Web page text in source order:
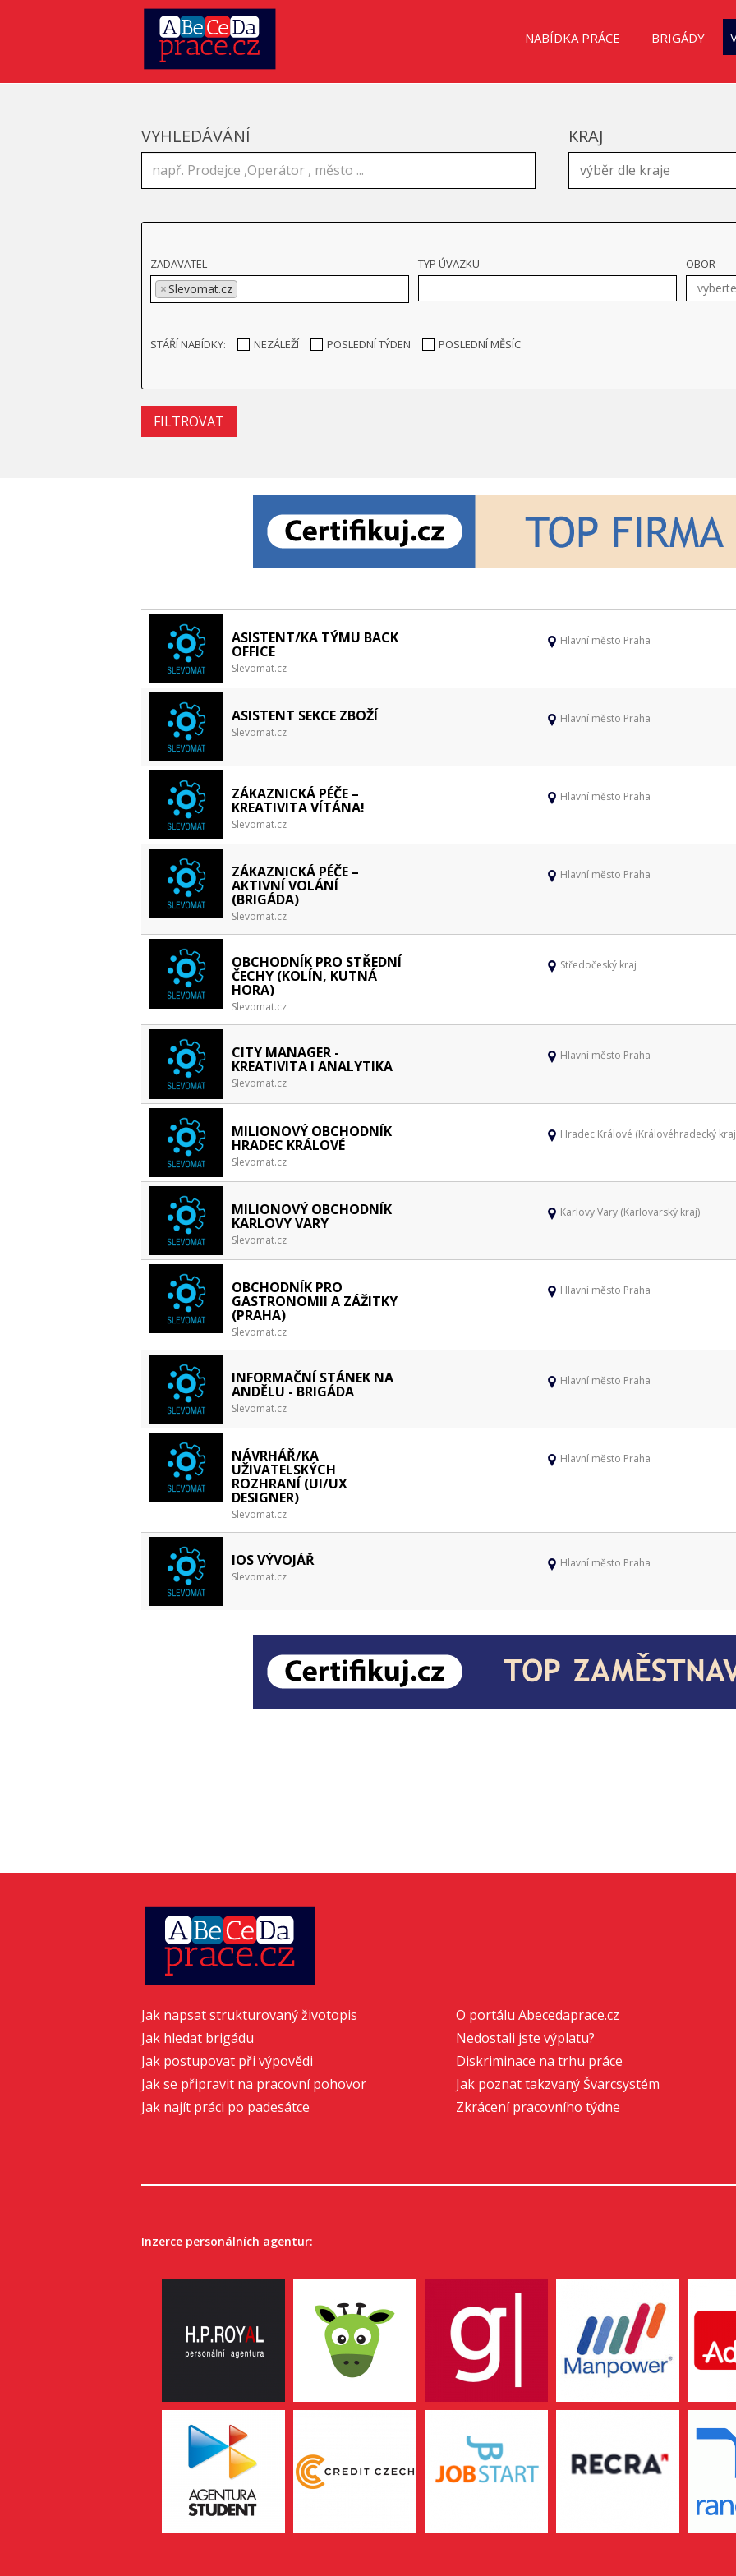
NABÍDKA PRÁCE BRIGÁDY
VYHLEDÁVÁNÍ KRAJ
ZADAVATEL
×Slevomat.cz
TYP ÚVAZKU OBOR
STÁŘÍ NABÍDKY: NEZÁLEŽÍ POSLEDNÍ TÝDEN POSLEDNÍ MĚSÍC
ASISTENT/KA TÝMU BACK
OFFICE
Slevomat.cz
Hlavní město Praha
ASISTENT SEKCE ZBOŽÍ
Slevomat.cz
Hlavní město Praha
ZÁKAZNICKÁ PÉČE –
KREATIVITA VÍTÁNA!
Slevomat.cz
Hlavní město Praha
ZÁKAZNICKÁ PÉČE –
AKTIVNÍ VOLÁNÍ
(BRIGÁDA)
Slevomat.cz
Hlavní město Praha
OBCHODNÍK PRO STŘEDNÍ
ČECHY (KOLÍN, KUTNÁ
HORA)
Slevomat.cz
Středočeský kraj
CITY MANAGER -
KREATIVITA I ANALYTIKA
Slevomat.cz
Hlavní město Praha
MILIONOVÝ OBCHODNÍK
HRADEC KRÁLOVÉ
Slevomat.cz
Hradec Králové (Královéhradecký
MILIONOVÝ OBCHODNÍK
KARLOVY VARY
Slevomat.cz
Karlovy Vary (Karlovarský kraj)
OBCHODNÍK PRO
GASTRONOMII A ZÁŽITKY
(PRAHA)
Slevomat.cz
Hlavní město Praha
INFORMAČNÍ STÁNEK NA
ANDĚLU - BRIGÁDA
Slevomat.cz
Hlavní město Praha
NÁVRHÁŘ/KA
UŽIVATELSKÝCH
ROZHRANÍ (UI/UX
DESIGNER)
Slevomat.cz
Hlavní město Praha
IOS VÝVOJÁŘ
Slevomat.cz
Hlavní město Praha
Jak napsat strukturovaný životopis
Jak hledat brigádu
Jak postupovat při výpovědi
Jak se připravit na pracovní pohovor
Jak najít práci po padesátce
O portálu Abecedaprace.cz
Nedostali jste výplatu?
Diskriminace na trhu práce
Jak poznat takzvaný Švarcsystém
Zkrácení pracovního týdne
Inzerce personálních agentur: